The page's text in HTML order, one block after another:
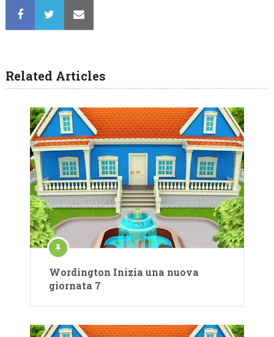
Related Articles
Wordington Inizia una nuova
giornata 7